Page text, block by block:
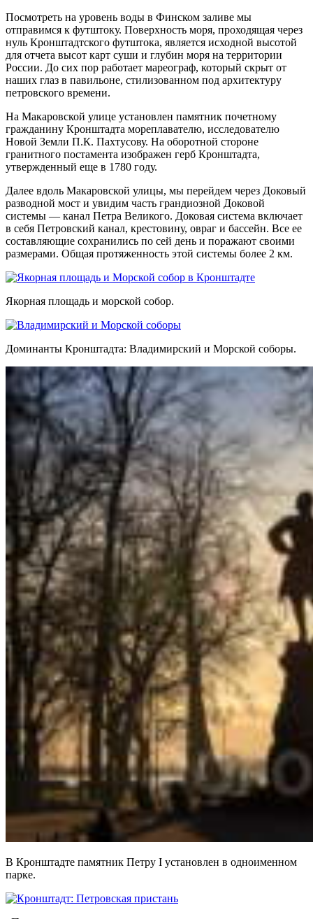
Посмотреть на уровень воды в Финском заливе мы
отправимся к футштоку. Поверхность моря, проходящая через
нуль Кронштадтского футштока, является исходной высотой
для отчета высот карт суши и глубин моря на территории
России. До сих пор работает мареограф, который скрыт от
наших глаз в павильоне, стилизованном под архитектуру
петровского времени.
На Макаровской улице установлен памятник почетному
гражданину Кронштадта мореплавателю, исследователю
Новой Земли П.К. Пахтусову. На оборотной стороне
гранитного постамента изображен герб Кронштадта,
утвержденный еще в 1780 году.
Далее вдоль Макаровской улицы, мы перейдем через Доковый
разводной мост и увидим часть грандиозной Доковой
системы — канал Петра Великого. Доковая система включает
в себя Петровский канал, крестовину, овраг и бассейн. Все ее
составляющие сохранились по сей день и поражают своими
размерами. Общая протяженность этой системы более 2 км.
Якорная площадь и морской собор.
Доминанты Кронштадта: Владимирский и Морской соборы.
В Кронштадте памятник Петру I установлен в одноименном
парке.